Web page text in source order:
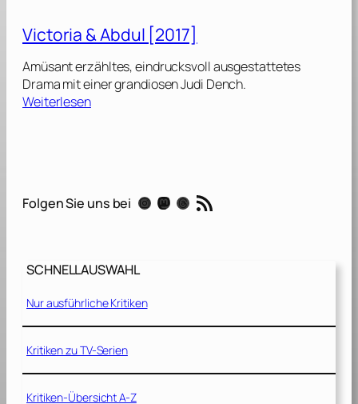
3
]
a
u
f
d
e
[
2
Victoria & Abdul [2017]
Amüsant erzähltes, eindrucksvoll ausgestattetes
Drama mit einer grandiosen Judi Dench.
Weiterlesen:
r
A
d
u
l
0
Folgen Sie uns bei Instagram Mastodon Threads RSS-Feed
SCHNELLAUSWAHL
Nur ausführliche Kritiken
Kritiken zu TV-Serien
Kritiken-Übersicht A-Z